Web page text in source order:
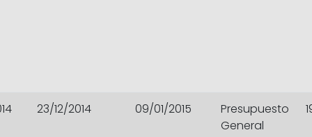
23/12/2014 09/01/2015
Presupuesto
General